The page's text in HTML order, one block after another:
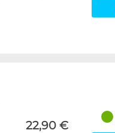
22,90 €